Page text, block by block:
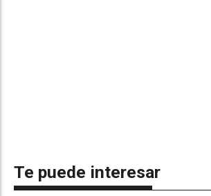
Te puede interesar